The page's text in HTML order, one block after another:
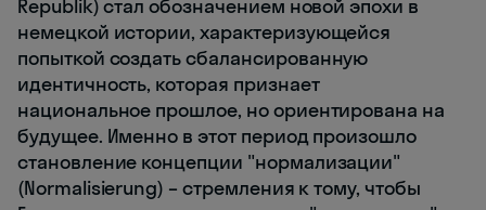
Republik) стал обозначением новой эпохи в
немецкой истории, характеризующейся
попыткой создать сбалансированную
идентичность, которая признает
национальное прошлое, но ориентирована на
будущее. Именно в этот период произошло
становление концепции "нормализации"
(Normalisierung) – стремления к тому, чтобы